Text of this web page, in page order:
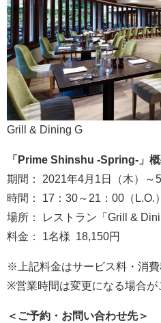
Grill & Dining G
「Prime Shinshu -Spring-」
期間： 2021年4月1日（木）～5
時間： 17：30～21：00（L.O.）
場所： レストラン「Grill &
料金： 1名様 18,150円
※上記料金はサービス料・消費
※営業時間は変更になる場合が
＜ご予約・お問い合わせ先＞